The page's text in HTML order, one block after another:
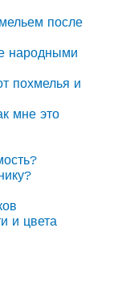
после
народными
похмелья и
мне это
и цвета